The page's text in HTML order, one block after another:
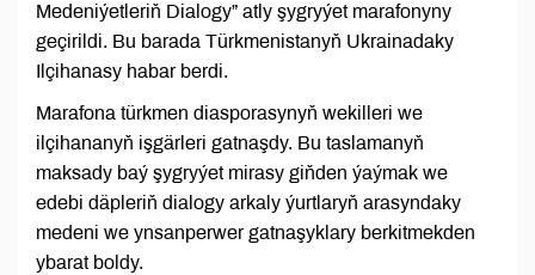
Medeniýetleriň Dialogy” atly şygryýet marafonyny
geçirildi. Bu barada Türkmenistanyň Ukrainadaky
Ilçihanasy habar berdi.
Marafona türkmen diasporasynyň wekilleri we
ilçihananyň işgärleri gatnaşdy. Bu taslamanyň
maksady baý şygryýet mirasy giňden ýaýmak we
edebi däpleriň dialogy arkaly ýurtlaryň arasyndaky
medeni we ynsanperwer gatnaşyklary berkitmekden
ybarat boldy.